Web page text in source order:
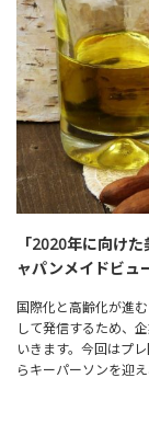
「2020年に向け
ャパンメイドビュ
国際化と高齢化が進
して発信するため、
いきます。今回はプ
らキーパーソンを迎